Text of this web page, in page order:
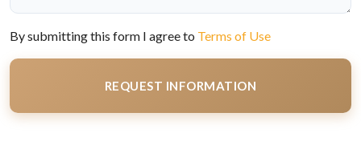
By submitting this form I agree to Terms of Use
REQUEST INFORMATION